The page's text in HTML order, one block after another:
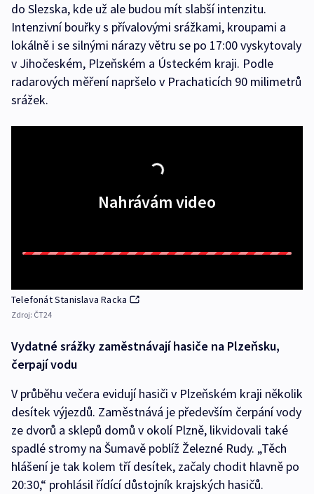
do Slezska, kde už ale budou mít slabší intenzitu.
Intenzivní bouřky s přívalovými srážkami, kroupami a
lokálně i se silnými nárazy větru se po 17:00 vyskytovaly
v Jihočeském, Plzeňském a Ústeckém kraji. Podle
radarových měření napršelo v Prachaticích 90 milimetrů
srážek.
Nahrávám video
Telefonát Stanislava Racka
Zdroj: ČT24
Vydatné srážky zaměstnávají hasiče na Plzeňsku,
čerpají vodu
V průběhu večera evidují hasiči v Plzeňském kraji několik
desítek výjezdů. Zaměstnává je především čerpání vody
ze dvorů a sklepů domů v okolí Plzně, likvidovali také
spadlé stromy na Šumavě poblíž Železné Rudy. „Těch
hlášení je tak kolem tří desítek, začaly chodit hlavně po
20:30,“ prohlásil řídící důstojník krajských hasičů.